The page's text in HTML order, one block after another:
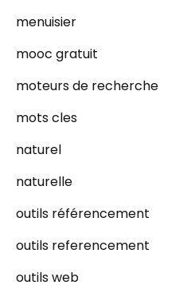
menuisier
mooc gratuit
moteurs de recherche
mots cles
naturel
naturelle
outils référencement
outils referencement
outils web